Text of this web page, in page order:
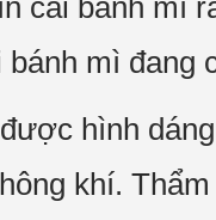
cái bánh mì
mì đang
hình
khí.